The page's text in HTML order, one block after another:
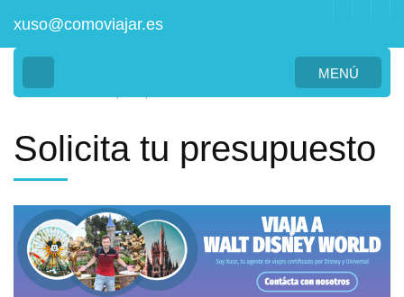
(presiona
tecla
Intro)
xuso@comoviajar.es
MENÚ
Inicio >
Solicita tu presupuesto